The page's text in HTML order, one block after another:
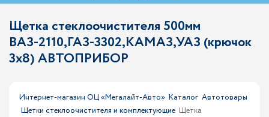
Щетка стеклоочистителя 500мм
ВАЗ-2110,ГАЗ-3302,КАМАЗ,УАЗ (крючок
3х8) АВТОПРИБОР
Интернет-магазин ОЦ «Мегалайт-Авто» Каталог Автотовары
Щетки стеклоочистителя и комплектующие Щетка